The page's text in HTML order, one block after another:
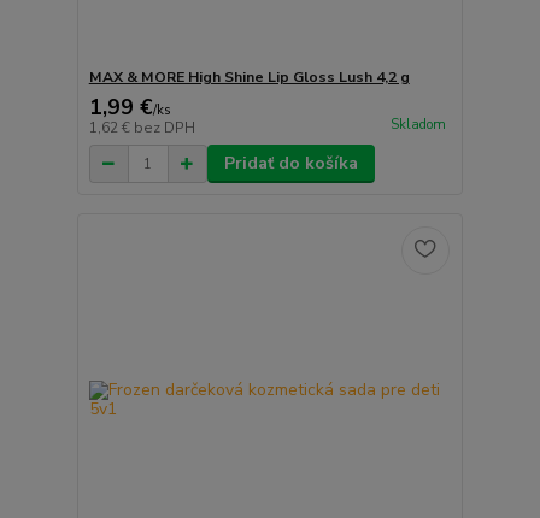
MAX & MORE High Shine Lip Gloss Lush 4,2 g
1,99 €/ks
1,62 € bez DPH Skladom
Pridať do košíka